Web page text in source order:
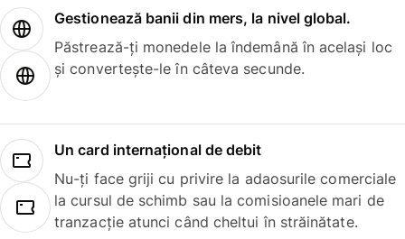
Gestionează banii din mers, la nivel global.
Păstrează-ți monedele la îndemână în același loc
și convertește-le în câteva secunde.
Un card internațional de debit
Nu-ți face griji cu privire la adaosurile comerciale
la cursul de schimb sau la comisioanele mari de
tranzacție atunci când cheltui în străinătate.